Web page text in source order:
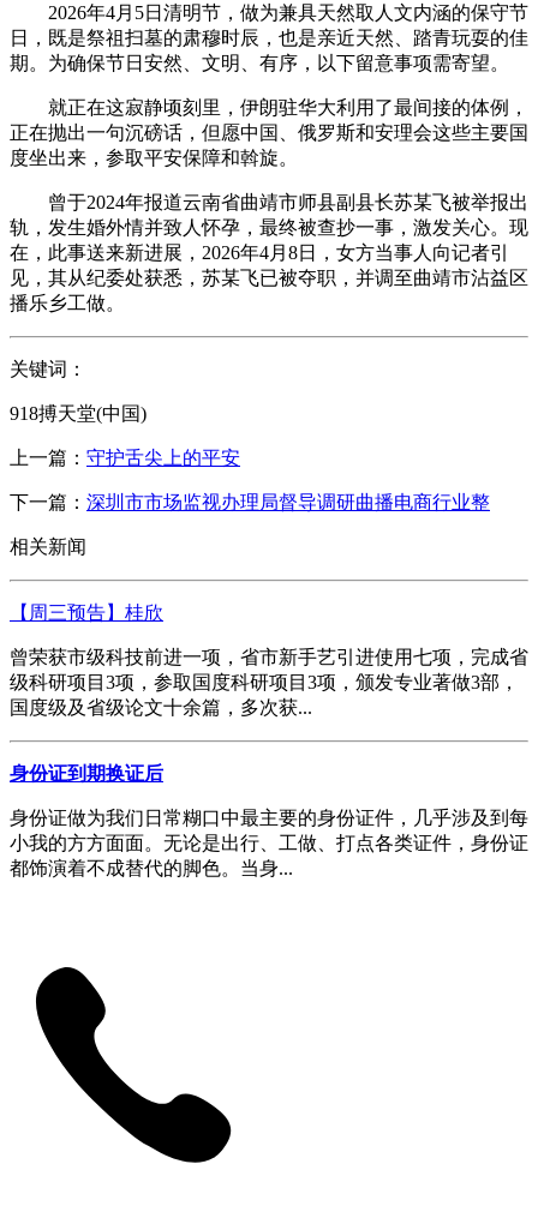
2026年4月5日清明节，做为兼具天然取人文内涵的保守节
日，既是祭祖扫墓的肃穆时辰，也是亲近天然、踏青玩耍的佳
期。为确保节日安然、文明、有序，以下留意事项需寄望。
就正在这寂静顷刻里，伊朗驻华大利用了最间接的体例，
正在抛出一句沉磅话，但愿中国、俄罗斯和安理会这些主要国
度坐出来，参取平安保障和斡旋。
曾于2024年报道云南省曲靖市师县副县长苏某飞被举报出
轨，发生婚外情并致人怀孕，最终被查抄一事，激发关心。现
在，此事送来新进展，2026年4月8日，女方当事人向记者引
见，其从纪委处获悉，苏某飞已被夺职，并调至曲靖市沾益区
播乐乡工做。
关键词：
918搏天堂(中国)
上一篇： 守护舌尖上的平安
下一篇： 深圳市市场监视办理局督导调研曲播电商行业整
相关新闻
【周三预告】桂欣
曾荣获市级科技前进一项，省市新手艺引进使用七项，完成省
级科研项目3项，参取国度科研项目3项，颁发专业著做3部，
国度级及省级论文十余篇，多次获...
身份证到期换证后
身份证做为我们日常糊口中最主要的身份证件，几乎涉及到每
小我的方方面面。无论是出行、工做、打点各类证件，身份证
都饰演着不成替代的脚色。当身...